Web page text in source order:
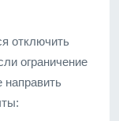
отключить
ограничение